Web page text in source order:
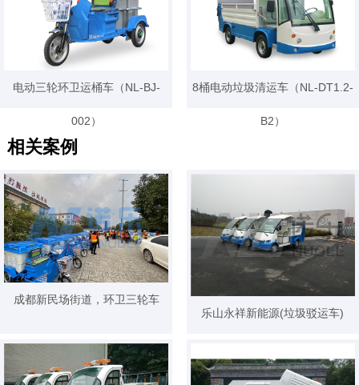
电动三轮环卫运桶车（NL-BJ-
002）
8桶电动垃圾清运车（NL-DT1.2-
B2）
相关案例
成都新民场街道，环卫三轮车
乐山永祥新能源(垃圾驳运车)